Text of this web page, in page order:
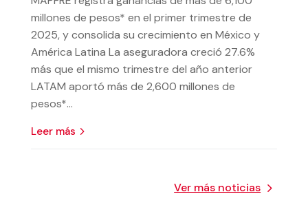
millones de pesos* en el primer trimestre de
2025, y consolida su crecimiento en México y
América Latina La aseguradora creció 27.6%
más que el mismo trimestre del año anterior
LATAM aportó más de 2,600 millones de
pesos*...
leer más
Ver más noticias